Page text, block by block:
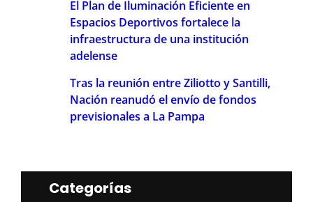
El Plan de Iluminación Eficiente en
Espacios Deportivos fortalece la
infraestructura de una institución
adelense
Tras la reunión entre Ziliotto y Santilli,
Nación reanudó el envío de fondos
previsionales a La Pampa
Categorías